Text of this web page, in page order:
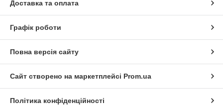
Доставка та оплата
Графік роботи
Повна версія сайту
Сайт створено на маркетплейсі Prom.ua
Політика конфіденційності